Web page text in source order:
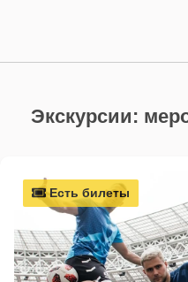
Экскурсии:
Есть билеты